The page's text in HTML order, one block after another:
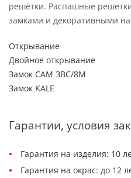
решётки. Распашные
замками и декоративными
Открывание
Двойное открывание
Замок САМ ЗВС/8М
Замок KALE
Гарантии, условия
Гарантия на изделия: 10
Гарантия на окрас: до 12